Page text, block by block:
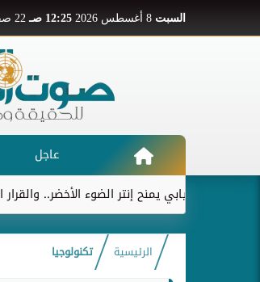
السبت 12:25 صـ 22 صفر 1448
عاجل
ديابي يمنح إنتر الضوء الأخضر.. والقرار الأخير
الرئيسية تكنولوجيا